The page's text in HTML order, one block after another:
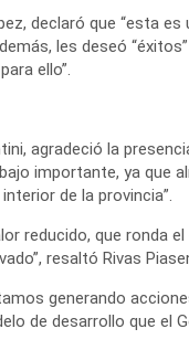
declaró que “esta
les deseó
ello”.
agradeció la
importante, ya que
de la provincia”.
reducido, que ronda
resaltó Rivas
generando
de desarrollo que el